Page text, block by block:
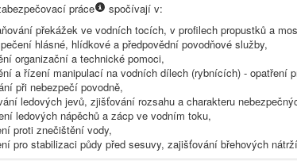
práce
spočívají v:
překážek ve vodních tocích, v profilech propustků a
hlásné, hlídkové a předpovědní povodňové služby,
organizační a technické pomoci,
a řízení manipulací na vodních dílech (rybnících) - opatření
při nebezpečí povodně,
ledových jevů, zjišťování rozsahu a charakteru
ledových nápěchů a zácp ve vodním toku,
proti znečištění vody,
pro stabilizaci půdy před sesuvy, zajišťování břehových